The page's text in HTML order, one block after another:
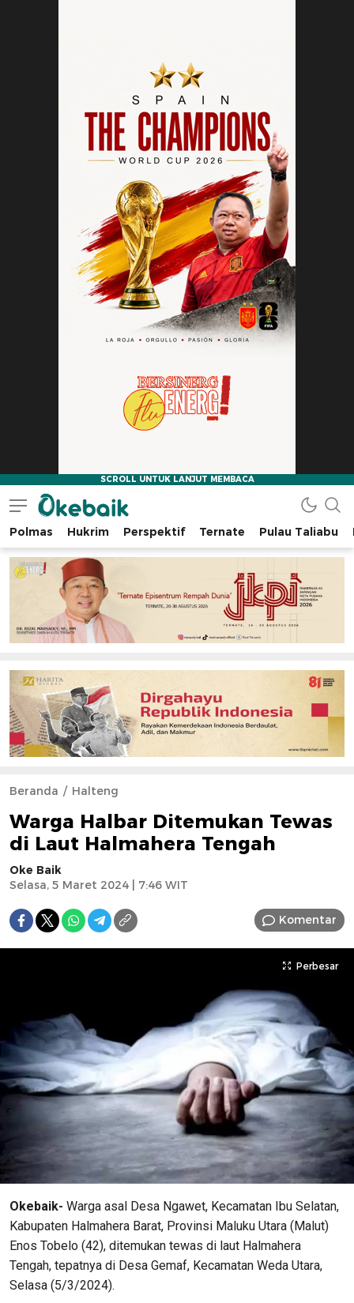
Okebaik.id
Baiknya Dibaca
Polmas Hukrim Perspektif Ternate Pulau Taliabu
Beranda Halteng
Warga Halbar Ditemukan Tewas
di Laut Halmahera Tengah
Oke Baik
Selasa, 5 Maret 2024 | 7:46 WIT
Komentar
Perbesar
Okebaik- Warga asal Desa Ngawet, Kecamatan Ibu Selatan,
Kabupaten Halmahera Barat, Provinsi Maluku Utara (Malut)
Enos Tobelo (42), ditemukan tewas di laut Halmahera
Tengah, tepatnya di Desa Gemaf, Kecamatan Weda Utara,
Selasa (5/3/2024).